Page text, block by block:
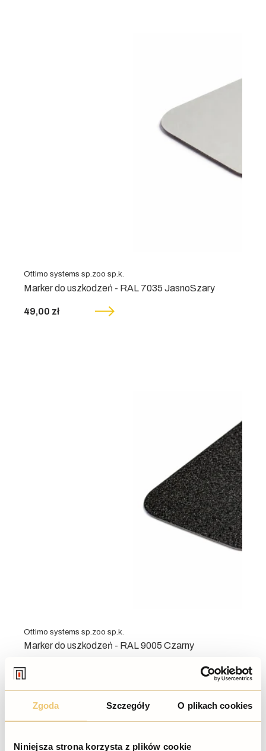
Zgoda Szczegóły O plikach cookies
Niniejsza strona korzysta z plików cookie
Marker do uszkodzeń - RAL 7035 JasnoSzary
Ottimo systems sp.zoo sp.k.
49,00 zł
Marker do uszkodzeń - RAL 9005 Czarny
Ottimo systems sp.zoo sp.k.
49,00 zł